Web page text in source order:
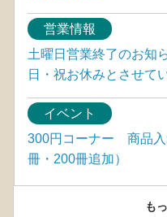
営業情報
土曜日営業終了のお知
日・祝お休みとさせて
イベント
300円コーナー 商品入
冊・200冊追加）
も